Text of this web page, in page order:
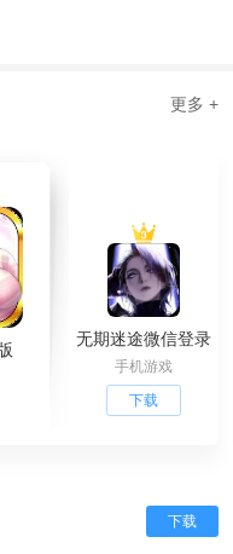
更多 +
无期迷途微信登录
手机游戏
下载
下载